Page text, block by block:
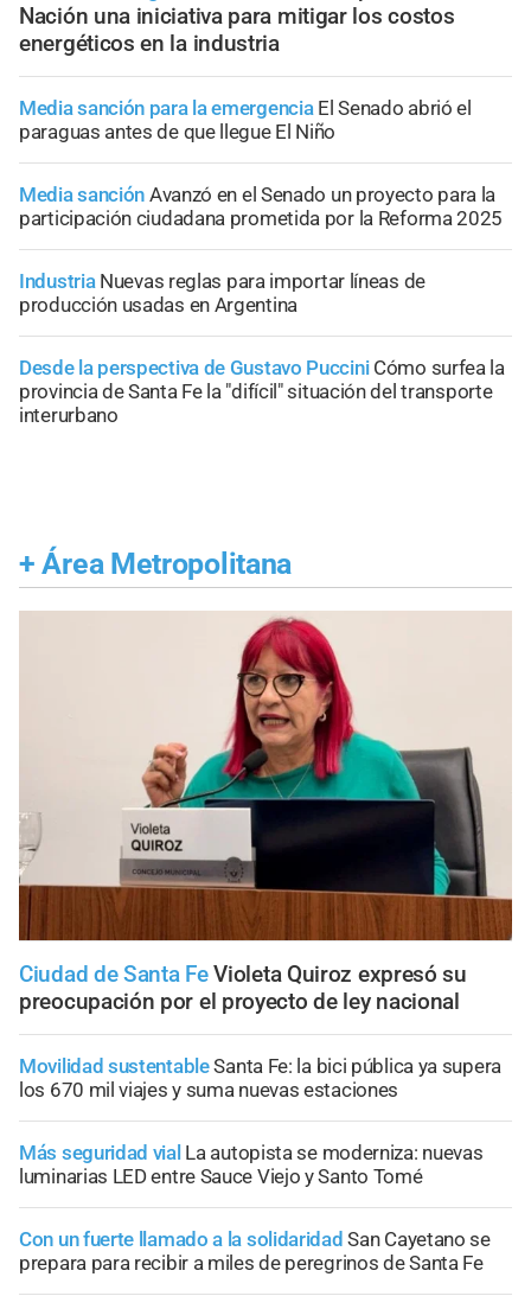
Nación una iniciativa para mitigar los costos
energéticos en la industria
Media sanción para la emergencia El Senado abrió el
paraguas antes de que llegue El Niño
Media sanción Avanzó en el Senado un proyecto para la
participación ciudadana prometida por la Reforma 2025
Industria Nuevas reglas para importar líneas de
producción usadas en Argentina
Desde la perspectiva de Gustavo Puccini Cómo surfea la
provincia de Santa Fe la "difícil" situación del transporte
interurbano
+ Área Metropolitana
Ciudad de Santa Fe Violeta Quiroz expresó su
preocupación por el proyecto de ley nacional
Movilidad sustentableSanta Fe: la bici pública ya supera
los 670 mil viajes y suma nuevas estaciones
Más seguridad vial La autopista se moderniza: nuevas
luminarias LED entre Sauce Viejo y Santo Tomé
Con un fuerte llamado a la solidaridad San Cayetano se
prepara para recibir a miles de peregrinos de Santa Fe